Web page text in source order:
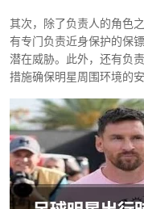
其次，除了负责人的角色
有专门负责近身保护的保
潜在威胁。此外，还有负
措施确保明星周围环境的